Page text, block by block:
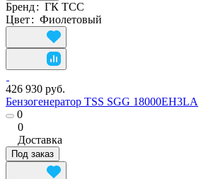
Бренд: ГК ТСС
Цвет: Фиолетовый
426 930 руб.
Бензогенератор TSS SGG 18000EH3LA
0
0
Доставка
Под заказ